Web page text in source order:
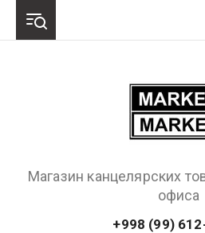
Магазин канцелярских
офиса
+998 (99)